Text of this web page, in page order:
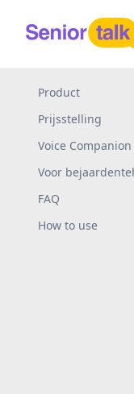
Product
Prijsstelling
Voice Companion
Voor
FAQ
How to use